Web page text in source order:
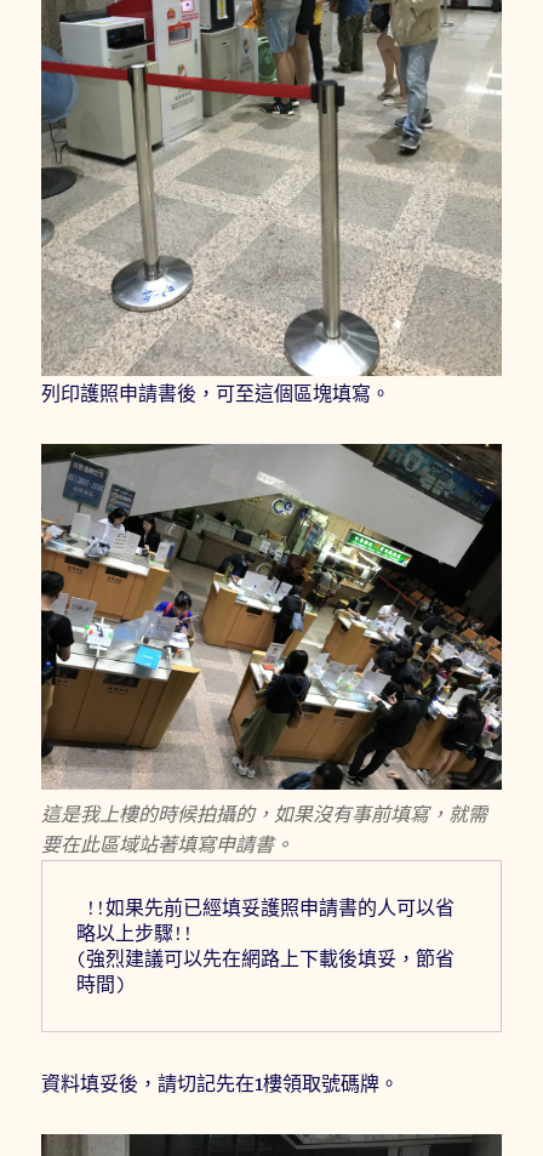
列印護照申請書後，可至這個區塊填寫。
這是我上樓的時候拍攝的，如果沒有事前填寫，就需
要在此區域站著填寫申請書。
略以上步驟!!
(強烈建議可以先在網路上下載後填妥，節省
時間)
資料填妥後，請切記先在1樓領取號碼牌。